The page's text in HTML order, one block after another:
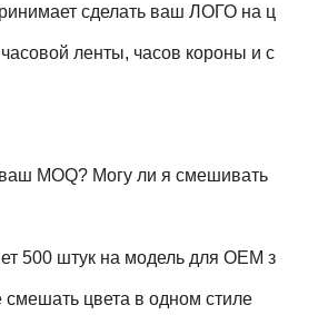
сделать ваш ЛОГО на ц
ленты, часов короны и с
MOQ? Могу ли я смешивать
500 штук на модель для OEM з
смешать цвета в одном стиле